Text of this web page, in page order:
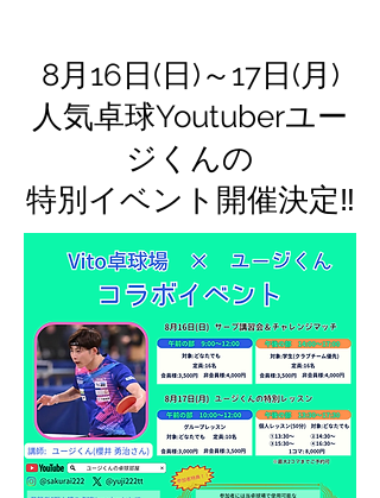
​8月16日(日)～17日(月)
人気卓球Youtuberユー
ジくんの
特別イベント開催決定‼